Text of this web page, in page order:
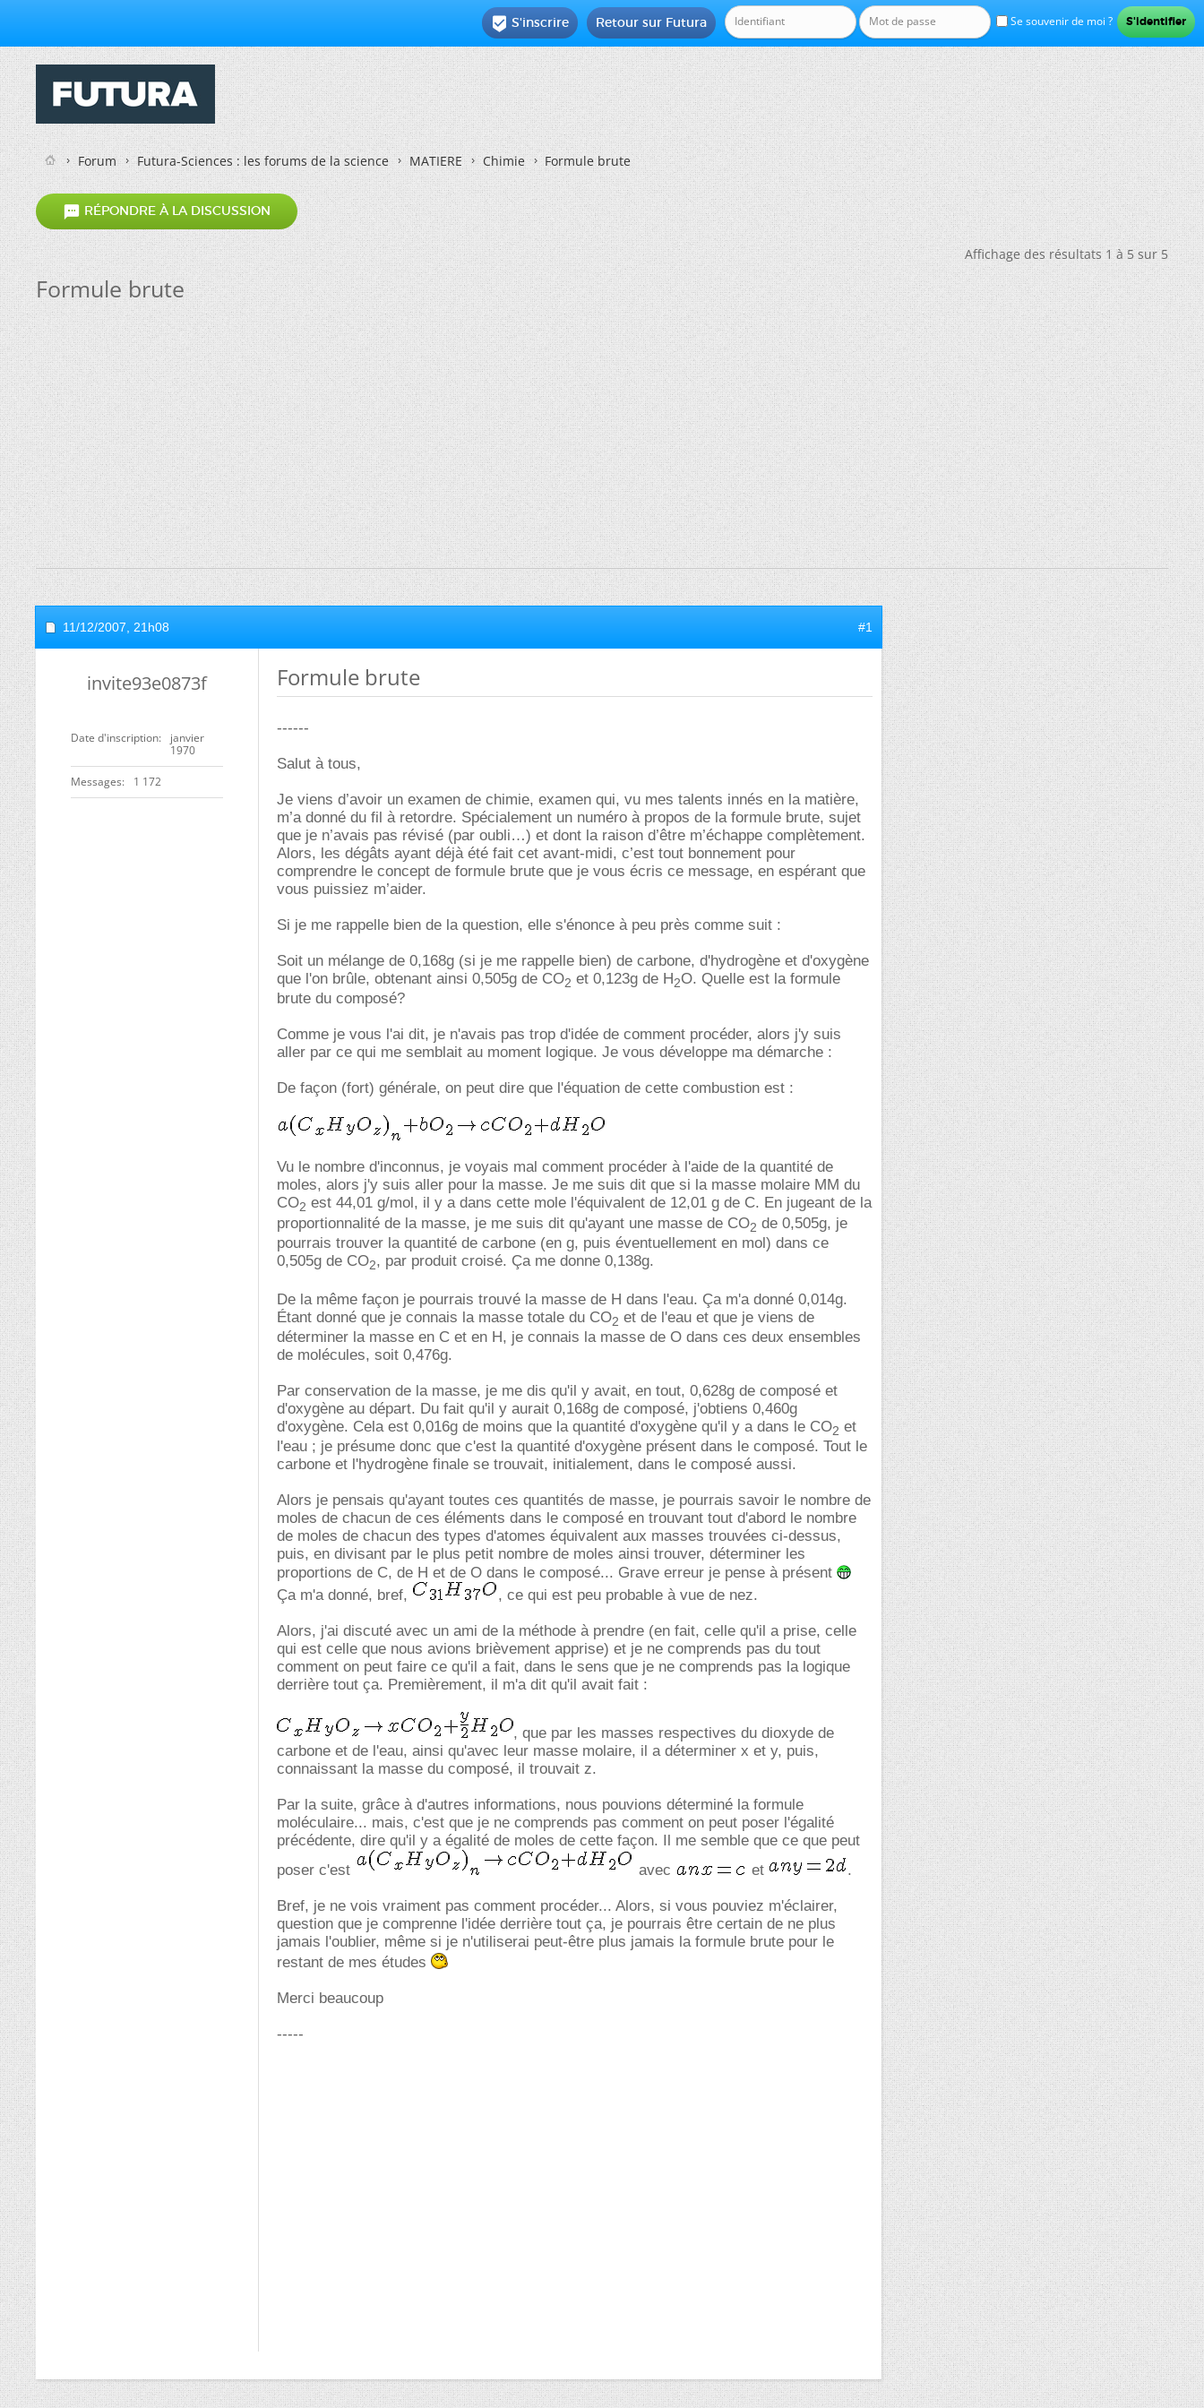
Se souvenir de moi ?
Retour sur Futura
 S'inscrire
Forum Futura-Sciences : les forums de la science MATIERE Chimie Formule brute
 RÉPONDRE À LA DISCUSSION
Affichage des résultats 1 à 5 sur 5
Formule brute
11/12/2007, 21h08 #1
invite93e0873f
Date d'inscription
janvier
1970
Messages 1 172
Formule brute
------
Salut à tous,
Je viens d’avoir un examen de chimie, examen qui, vu mes talents innés en la matière,
m’a donné du fil à retordre. Spécialement un numéro à propos de la formule brute, sujet
que je n’avais pas révisé (par oubli…) et dont la raison d’être m’échappe complètement.
Alors, les dégâts ayant déjà été fait cet avant-midi, c’est tout bonnement pour
comprendre le concept de formule brute que je vous écris ce message, en espérant que
vous puissiez m’aider.
Si je me rappelle bien de la question, elle s'énonce à peu près comme suit :
Soit un mélange de 0,168g (si je me rappelle bien) de carbone, d'hydrogène et d'oxygène
que l'on brûle, obtenant ainsi 0,505g de CO2 et 0,123g de H2O. Quelle est la formule
brute du composé?
Comme je vous l'ai dit, je n'avais pas trop d'idée de comment procéder, alors j'y suis
aller par ce qui me semblait au moment logique. Je vous développe ma démarche :
De façon (fort) générale, on peut dire que l'équation de cette combustion est :
Vu le nombre d'inconnus, je voyais mal comment procéder à l'aide de la quantité de
moles, alors j'y suis aller pour la masse. Je me suis dit que si la masse molaire MM du
CO2 est 44,01 g/mol, il y a dans cette mole l'équivalent de 12,01 g de C. En jugeant de la
proportionnalité de la masse, je me suis dit qu'ayant une masse de CO2 de 0,505g, je
pourrais trouver la quantité de carbone (en g, puis éventuellement en mol) dans ce
0,505g de CO2, par produit croisé. Ça me donne 0,138g.
De la même façon je pourrais trouvé la masse de H dans l'eau. Ça m'a donné 0,014g.
Étant donné que je connais la masse totale du CO2 et de l'eau et que je viens de
déterminer la masse en C et en H, je connais la masse de O dans ces deux ensembles
de molécules, soit 0,476g.
Par conservation de la masse, je me dis qu'il y avait, en tout, 0,628g de composé et
d'oxygène au départ. Du fait qu'il y aurait 0,168g de composé, j'obtiens 0,460g
d'oxygène. Cela est 0,016g de moins que la quantité d'oxygène qu'il y a dans le CO2 et
l'eau ; je présume donc que c'est la quantité d'oxygène présent dans le composé. Tout le
carbone et l'hydrogène finale se trouvait, initialement, dans le composé aussi.
Alors je pensais qu'ayant toutes ces quantités de masse, je pourrais savoir le nombre de
moles de chacun de ces éléments dans le composé en trouvant tout d'abord le nombre
de moles de chacun des types d'atomes équivalent aux masses trouvées ci-dessus,
puis, en divisant par le plus petit nombre de moles ainsi trouver, déterminer les
proportions de C, de H et de O dans le composé... Grave erreur je pense à présent
Ça m'a donné, bref,
, ce qui est peu probable à vue de nez.
Alors, j'ai discuté avec un ami de la méthode à prendre (en fait, celle qu'il a prise, celle
qui est celle que nous avions brièvement apprise) et je ne comprends pas du tout
comment on peut faire ce qu'il a fait, dans le sens que je ne comprends pas la logique
derrière tout ça. Premièrement, il m'a dit qu'il avait fait :
, que par les masses respectives du dioxyde de
carbone et de l'eau, ainsi qu'avec leur masse molaire, il a déterminer x et y, puis,
connaissant la masse du composé, il trouvait z.
Par la suite, grâce à d'autres informations, nous pouvions déterminé la formule
moléculaire... mais, c'est que je ne comprends pas comment on peut poser l'égalité
précédente, dire qu'il y a égalité de moles de cette façon. Il me semble que ce que peut
poser c'est
avec et .
Bref, je ne vois vraiment pas comment procéder... Alors, si vous pouviez m'éclairer,
question que je comprenne l'idée derrière tout ça, je pourrais être certain de ne plus
jamais l'oublier, même si je n'utiliserai peut-être plus jamais la formule brute pour le
restant de mes études
Merci beaucoup
-----